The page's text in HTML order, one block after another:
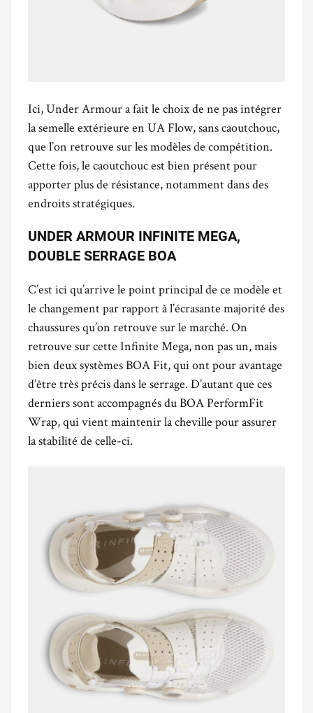
Ici, Under Armour a fait le choix de ne pas intégrer
la semelle extérieure en UA Flow, sans caoutchouc,
que l’on retrouve sur les modèles de compétition.
Cette fois, le caoutchouc est bien présent pour
apporter plus de résistance, notamment dans des
endroits stratégiques.
UNDER ARMOUR INFINITE MEGA,
DOUBLE SERRAGE BOA
C’est ici qu’arrive le point principal de ce modèle et
le changement par rapport à l’écrasante majorité des
chaussures qu’on retrouve sur le marché. On
retrouve sur cette Infinite Mega, non pas un, mais
bien deux systèmes BOA Fit, qui ont pour avantage
d’être très précis dans le serrage. D’autant que ces
derniers sont accompagnés du BOA PerformFit
Wrap, qui vient maintenir la cheville pour assurer
la stabilité de celle-ci.